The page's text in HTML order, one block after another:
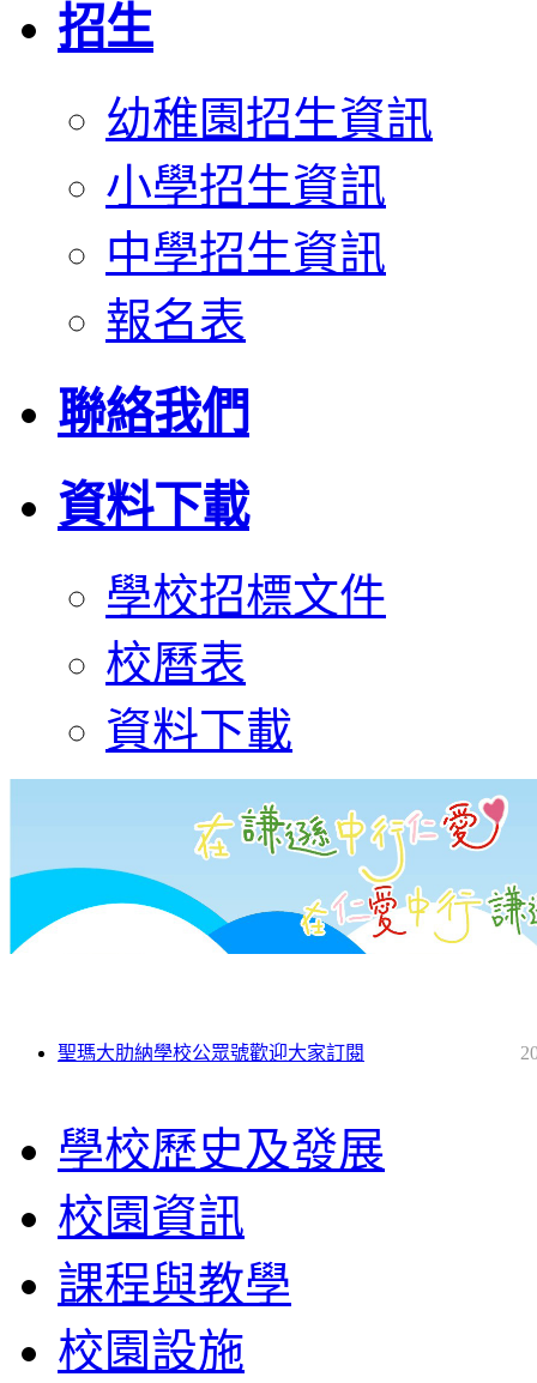
招生
幼稚園招生資訊
小學招生資訊
中學招生資訊
報名表
聯絡我們
資料下載
學校招標文件
校曆表
資料下載
聖瑪大肋納學校公眾號歡迎大家訂閱
學校歷史及發展
校園資訊
課程與教學
校園設施